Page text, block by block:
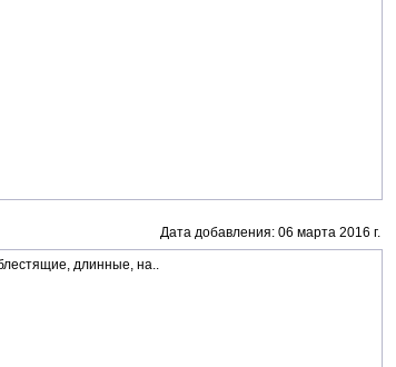
Дата добавления: 06 марта 2016 г.
длинные, на..